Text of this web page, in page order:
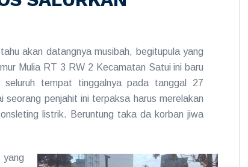
akan datangnya musibah, begitupula yang
Mulia RT 3 RW 2 Kecamatan Satui ini baru
tempat tinggalnya pada tanggal 27
penjahit ini terpaksa harus merelakan
listrik. Beruntung taka da korban jiwa
yang